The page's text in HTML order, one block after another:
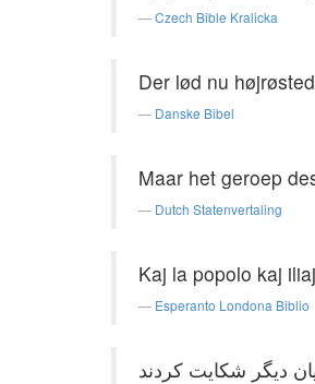
Czech Bible Kralicka
Der lød nu
Danske Bibel
Maar het geroep
Dutch Statenvertaling
Kaj la popolo kaj
Esperanto Londona Biblio